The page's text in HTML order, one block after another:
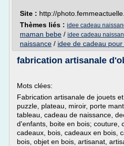
Site : http://
Thèmes liés : idee cadeau
maman bebe / idee cadeau
naissance / idee de cadeau
fabrication artisanale
Mots clées:
Fabrication artisanale de jouets
puzzle, plateau, miroir, porte
tableau, cadeau de naissance,
d'enfants, boite en bois; couture,
cadeaux, bois, cadeaux en bois,
bois, objet en bois, artisanat,